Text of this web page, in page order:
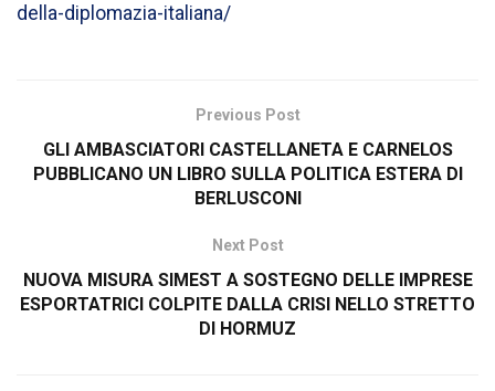
della-diplomazia-italiana/
Previous Post
GLI AMBASCIATORI CASTELLANETA E CARNELOS
PUBBLICANO UN LIBRO SULLA POLITICA ESTERA DI
BERLUSCONI
Next Post
NUOVA MISURA SIMEST A SOSTEGNO DELLE IMPRESE
ESPORTATRICI COLPITE DALLA CRISI NELLO STRETTO
DI HORMUZ